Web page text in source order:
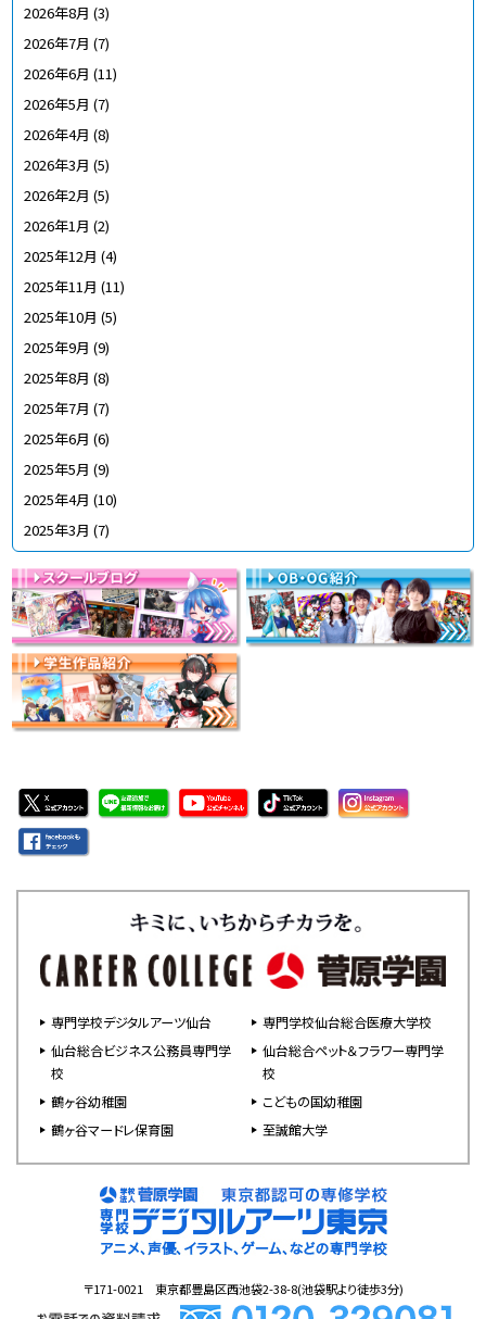
2026年8月 (3)
2026年7月 (7)
2026年6月 (11)
2026年5月 (7)
2026年4月 (8)
2026年3月 (5)
2026年2月 (5)
2026年1月 (2)
2025年12月 (4)
2025年11月 (11)
2025年10月 (5)
2025年9月 (9)
2025年8月 (8)
2025年7月 (7)
2025年6月 (6)
2025年5月 (9)
2025年4月 (10)
2025年3月 (7)
専門学校デジタルアーツ仙台
専門学校仙台総合医療大学校
仙台総合ビジネス公務員専門学
校
仙台総合ペット＆フラワー専門学
校
鶴ヶ谷幼稚園
こどもの国幼稚園
鶴ヶ谷マードレ保育園
至誠館大学
〒171-0021 東京都豊島区西池袋2-38-8(池袋駅より徒歩3分)